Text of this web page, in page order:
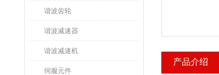
谐波齿轮
谐波减速器
谐波减速机
伺服元件
产品介绍